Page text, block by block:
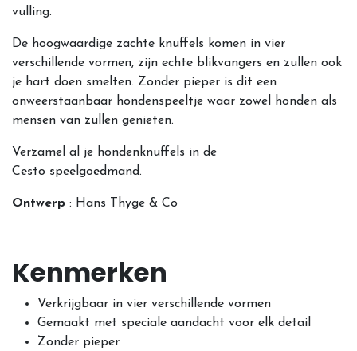
vulling.
De hoogwaardige zachte knuffels komen in vier
verschillende vormen, zijn echte blikvangers en zullen ook
je hart doen smelten. Zonder pieper is dit een
onweerstaanbaar hondenspeeltje waar zowel honden als
mensen van zullen genieten.
Verzamel al je hondenknuffels in de
Cesto speelgoedmand.
Ontwerp : Hans Thyge & Co
Kenmerken
Verkrijgbaar in vier verschillende vormen
Gemaakt met speciale aandacht voor elk detail
Zonder pieper